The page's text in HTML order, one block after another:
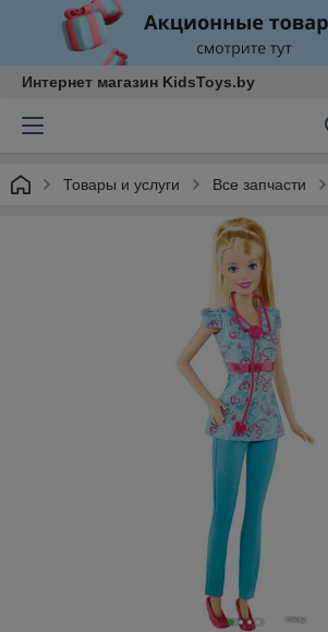
Интернет магазин KidsToys.by
Товары и услуги Все запчасти